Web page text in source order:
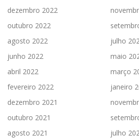
dezembro 2022
outubro 2022
agosto 2022
julho
junho 2022
maio
abril 2022
março
fevereiro 2022
janeiro
dezembro 2021
outubro 2021
agosto 2021
julho